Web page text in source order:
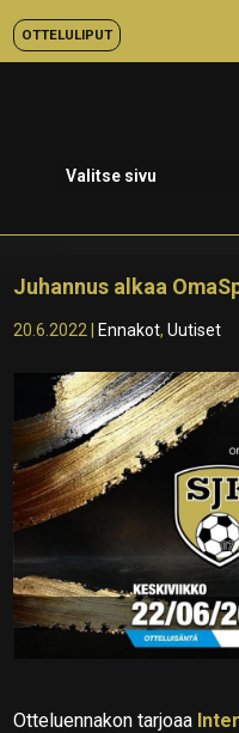
OTTELULIPUT
Valitse sivu
Juhannus alkaa
20.6.2022 Ennakot,Uutiset
Otteluennakon tarjoaa